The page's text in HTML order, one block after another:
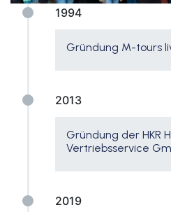
1994
Gründung M-tours
2013
Gründung der HKR
Vertriebsservice
2019